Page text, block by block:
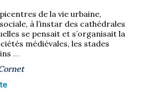
de la vie urbaine,
à l’instar des cathédrales
se pensait et s’organisait la
médiévales, les stades
…